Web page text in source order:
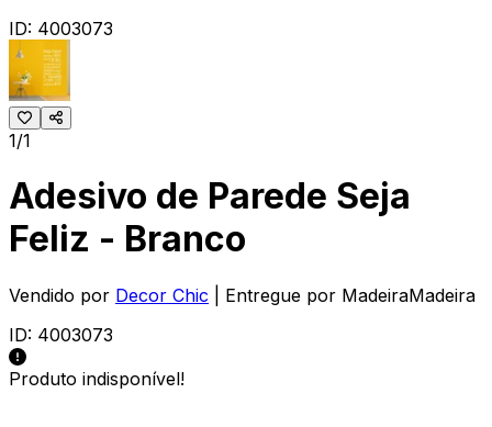
ID: 4003073
1/1
Adesivo de Parede Seja
Feliz - Branco
Vendido por Decor Chic | Entregue por MadeiraMadeira
ID: 4003073
Produto indisponível!